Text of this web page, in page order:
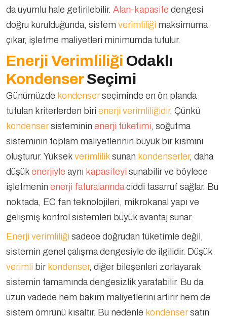
da uyumlu hale getirilebilir. Alan-kapasite dengesi
doğru kurulduğunda, sistem verimliliği maksimuma
çıkar, işletme maliyetleri minimumda tutulur.
Enerji Verimliliği Odaklı
Kondenser Seçimi
Günümüzde kondenserseçiminde en ön planda
tutulan kriterlerden biri enerji verimliliğidir. Çünkü
kondensersisteminin enerji tüketimi, soğutma
sisteminin toplam maliyetlerinin büyük bir kısmını
oluşturur. Yüksek verimlilik sunan kondenserler, daha
düşük enerjiyle aynı kapasiteyi sunabilir ve böylece
işletmenin enerji faturalarındaciddi tasarruf sağlar. Bu
noktada, EC fan teknolojileri, mikrokanal yapı ve
gelişmiş kontrol sistemleri büyük avantaj sunar.
Enerji verimliliği sadece doğrudan tüketimle değil,
sistemin genel çalışma dengesiyle de ilgilidir. Düşük
verimli bir kondenser, diğer bileşenleri zorlayarak
sistemin tamamında dengesizlik yaratabilir. Bu da
uzun vadede hem bakım maliyetlerini artırır hem de
sistem ömrünü kısaltır. Bu nedenle kondensersatın